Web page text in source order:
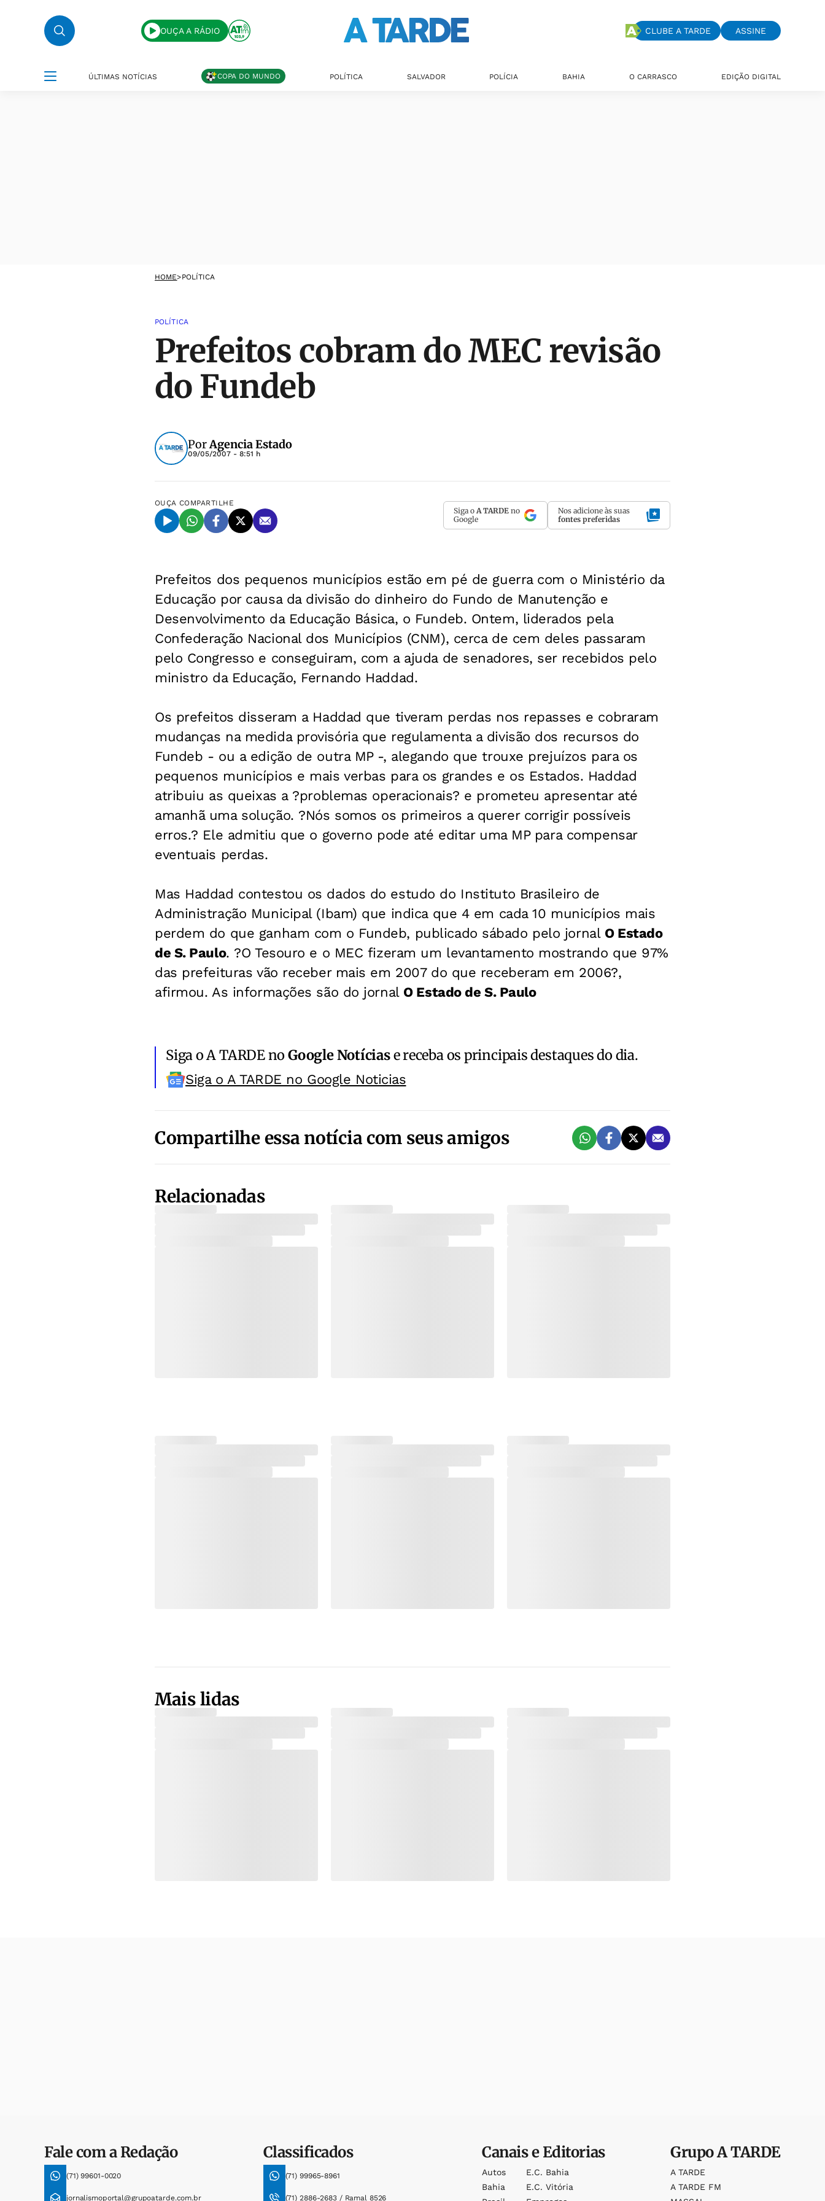
OUÇA A RÁDIO CLUBE A TARDE ASSINE
ÚLTIMAS NOTÍCIAS COPA DO MUNDO POLÍTICA SALVADOR POLÍCIA BAHIA O CARRASCO EDIÇÃO DIGITAL
HOME>POLÍTICA
POLÍTICA
Prefeitos cobram do MEC revisão
do Fundeb
PorAgencia Estado
09/05/2007 - 8:51 h
OUÇA COMPARTILHE
Siga o A TARDE no
Google
Nos adicione às suas
fontes preferidas
Prefeitos dos pequenos municípios estão em pé de guerra com o Ministério da
Educação por causa da divisão do dinheiro do Fundo de Manutenção e
Desenvolvimento da Educação Básica, o Fundeb. Ontem, liderados pela
Confederação Nacional dos Municípios (CNM), cerca de cem deles passaram
pelo Congresso e conseguiram, com a ajuda de senadores, ser recebidos pelo
ministro da Educação, Fernando Haddad.
Os prefeitos disseram a Haddad que tiveram perdas nos repasses e cobraram
mudanças na medida provisória que regulamenta a divisão dos recursos do
Fundeb - ou a edição de outra MP -, alegando que trouxe prejuízos para os
pequenos municípios e mais verbas para os grandes e os Estados. Haddad
atribuiu as queixas a ?problemas operacionais? e prometeu apresentar até
amanhã uma solução. ?Nós somos os primeiros a querer corrigir possíveis
erros.? Ele admitiu que o governo pode até editar uma MP para compensar
eventuais perdas.
Mas Haddad contestou os dados do estudo do Instituto Brasileiro de
Administração Municipal (Ibam) que indica que 4 em cada 10 municípios mais
perdem do que ganham com o Fundeb, publicado sábado pelo jornal O Estado
de S. Paulo. ?O Tesouro e o MEC fizeram um levantamento mostrando que 97%
das prefeituras vão receber mais em 2007 do que receberam em 2006?,
afirmou. As informações são do jornal O Estado de S. Paulo
Siga o A TARDE noGoogle Notíciase receba os principais destaques do dia.
Siga o A TARDE no Google Noticias
Compartilhe essa notícia com seus amigos
Relacionadas
Mais lidas
Fale com a Redação
(71) 99601-0020
jornalismoportal@grupoatarde.com.br
Classificados
(71) 99965-8961
(71) 2886-2683 / Ramal 8526
Canais e Editorias
Autos
Bahia
E.c. Bahia
E.c. Vitória
GrupoA TARDE
A TARDE
A TARDE FM